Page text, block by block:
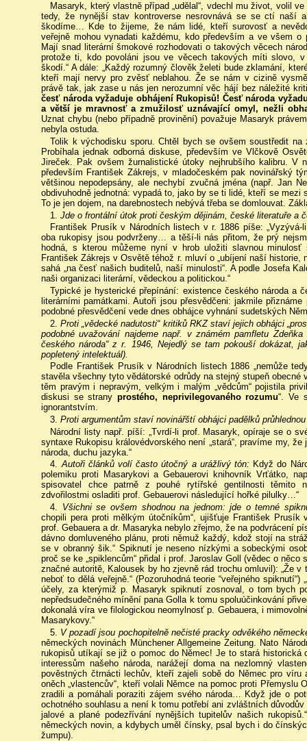
Masaryk, který vlastně případ „udělal“, vdechl mu život, volil
tedy, že nynější stav kontroverse nesrovnává se se ctí
škodíme… Kde to žijeme, že nám lidé, kteří surovosť a
veřejně mohou vynadati každému, kdo především a ve všem
Mají snad literární šmokové rozhodovati o takových věcech
protože ti, kdo povoláni jsou ve věcech takových míti slovo,
škodí.“ A dále: „Každý rozumný člověk želeti bude zklamání,
kteří mají nervy pro zvěsť neblahou. Že se nám v cizině
právě tak, jak zase u nás jen nerozumní věc hájí bez náležité
česť národa vyžaduje obhájení Rukopisů! Česť národa
a větší je mravnosť a zmužilosť uznávající omyl, nežli
Uznat chybu (nebo případně provinění) považuje Masaryk
nebyla ostuda.
Tolik k východisku sporu. Chtěl bych se ovšem soustředit na
Probíhala jednak odborná diskuse, především ve Vlčkově
Jireček. Pak ovšem žurnalistické útoky nejhrubšího kalibru. V
především František Zákrejs, v mladočeském pak novinářský
většinou nepodepsány, ale nechybí zvučná jména (např. Jan
obdivuhodně jednotná: vypadá to, jako by se ti lidé, kteří se mezi
To je jen dojem, na darebnostech nebývá třeba se domlouvat.
1.Jde o frontální útok proti českým dějinám, české literatuře a
František Prusík v Národních listech v r. 1886 píše:
oba rukopisy jsou podvrženy… a těší-li nás přitom, že prý
hodná, s kterou můžeme nyní v hrob uložiti slavnou
František Zákrejs v Osvětě téhož r. mluví o „ubíjení naší
sahá „na česť našich buditelů, naší minulosti“. A podle Josefa
naši organizaci literární, vědeckou a politickou.“
Typické je hysterické přepínání: existence českého národa a
literárními památkami. Autoři jsou přesvědčeni: jakmile
podobné přesvědčení vede dnes obhájce vyhnání sudetských
2.Proti „vědecké nadutosti“ kritiků RKZ staví jejich obhájci
podobné uvažování najdeme např. v známém pamfletu
českého národa“ z r. 1946, Nejedlý se tam pokouší dokázat,
popletený intelektuál).
Podle František Prusík v Národních listech 1886 „nemůže
stavěla všechny tyto vědátorské odrůdy na stejný stupeň
těm pravým i nepravým, velkým i malým „vědcům“ pojistila
diskusi se strany prostého, neprivilegovaného rozumu“. Ve
ignorantstvím.
3.Proti argumentům staví novinářští obhájci padělků
Národní listy např. píší: „Tvrdí-li prof. Masaryk, opíraje se o
syntaxe Rukopisu královédvorského není „stará“, pravíme my,
národa, duchu jazyka.“
4.Autoři článků volí často útočný a urážlivý tón: Když do
polemiku proti Masarykovi a Gebauerovi knihovník Vrťátko,
spisovatel chce patrně z pouhé rytířské gentilnosti těmito
zdvořilostmi osladiti prof. Gebauerovi následující hořké pilulky…“
4. Všichni se ovšem shodnou na jednom: jde o temné
chopili pera proti mělkým útočníkům“, ujišťuje František
prof. Gebauera a dr. Masaryka nebylo zřejmo, že na podvrácení
dávno domluveného plánu, proti němuž každý, kdož stojí na
se v obranný šik.“ Spiknutí je neseno nízkými a sobeckými
proč se ke „spiklencům“ přidal i prof. Jaroslav Goll (vědec o
značné autoritě, Kalousek by ho zjevně rád trochu omluvil): „Že
neboť to dělá veřejně.“ (Pozoruhodná teorie “veřejného
účely, za kterýmiž p. Masaryk spiknutí zosnoval, o tom bych
nepředsudečného mínění pana Golla k tomu spoluúčinkování
dokonalá víra ve filologickou neomylnosť p. Gebauera, i
Masarykovy.“
5. V pozadí jsou pochopitelně nečisté pracky odvěkého
německých novinách Münchener Allgemeine Zeitung. Nato
rukopisů utíkají se již o pomoc do Němec! Je to stará
interessům našeho národa, narážejí doma na nezlomný
pověstných čtrnácti lechův, kteří zajeli sobě do Němec pro
oněch „vlastencův“, kteří volali Němce na pomoc proti Přemyslu
zradili a pomáhali poraziti zájem svého národa… Když jde o
ochotného souhlasu a není k tomu potřebí ani zvláštních
jalové a plané podezřívání nynějších tupitelův našich
německých novin, a kdybych uměl čínsky, psal bych i do
žumpu).